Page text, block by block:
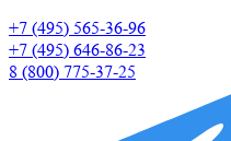
+7 (495) 565-36-96
+7 (495) 646-86-23
8 (800) 775-37-25